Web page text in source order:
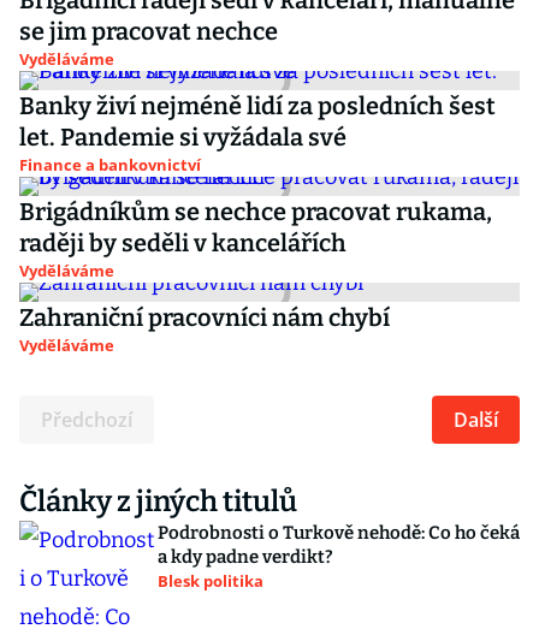
se jim pracovat nechce
Vyděláváme
Banky živí nejméně lidí za posledních šest
let. Pandemie si vyžádala své
Finance a bankovnictví
Brigádníkům se nechce pracovat rukama,
raději by seděli v kancelářích
Vyděláváme
Zahraniční pracovníci nám chybí
Vyděláváme
Předchozí Další
Články z jiných titulů
Podrobnosti o Turkově nehodě: Co ho čeká
a kdy padne verdikt?
Blesk politika